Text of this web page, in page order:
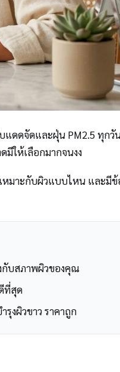
แดดจัดและฝุ่น PM2.5 ทุกวั
มีให้เลือกมากจนงง
หมาะกับผิวแบบไหน และมีข้
กับสภาพผิวของคุณ
ที่สุด
งผิวขาว ราคาถูก